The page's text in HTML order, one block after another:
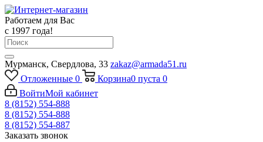
Работаем для Вас
с 1997 года!
Мурманск, Свердлова, 33 zakaz@armada51.ru
Отложенные 0 Корзина0 пуста 0
ВойтиМой кабинет
8 (8152) 554-888
8 (8152) 554-888
8 (8152) 554-887
Заказать звонок